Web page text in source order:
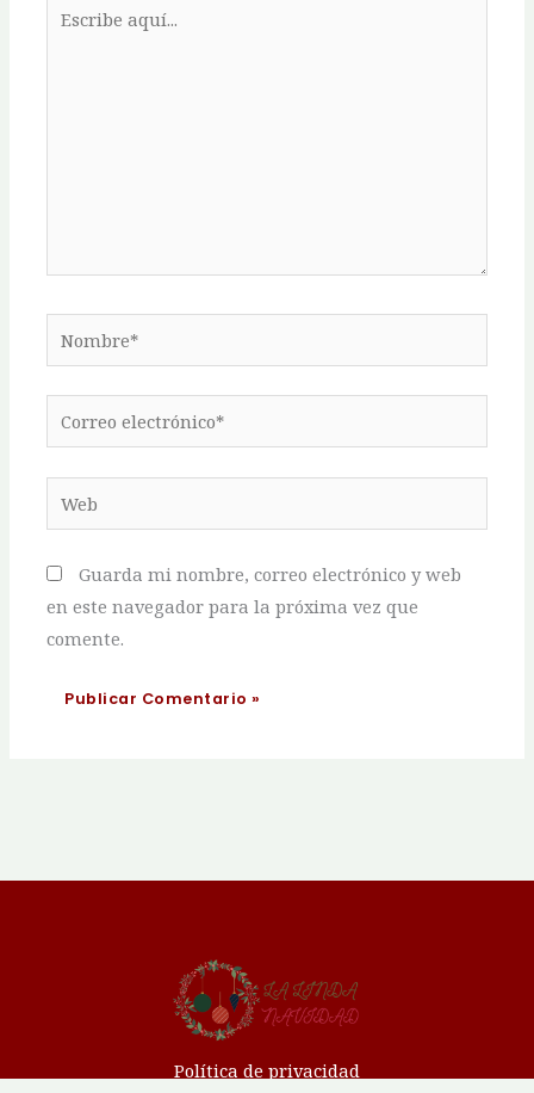
electrónico*
Guarda mi nombre, correo electrónico y web
en este navegador para la próxima vez que
comente.
Política de privacidad